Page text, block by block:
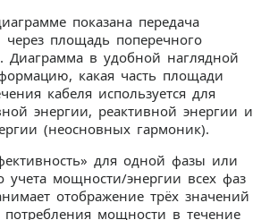
показана передача
через площадь поперечного
Диаграмма в удобной наглядной
какая часть площади
кабеля используется для
энергии, реактивной энергии и
(неосновных гармоник).
для одной фазы или
учета мощности/энергии всех фаз
отображение трёх значений
потребления мощности в течение